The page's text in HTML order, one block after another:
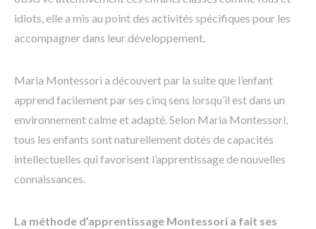
idiots, elle a mis au point des activités spécifiques pour les
accompagner dans leur développement.
Maria Montessori a découvert par la suite que l’enfant
apprend facilement par ses cinq sens lorsqu’il est dans un
environnement calme et adapté. Selon Maria Montessori,
tous les enfants sont naturellement dotés de capacités
intellectuelles qui favorisent l’apprentissage de nouvelles
connaissances.
La méthode d’apprentissage Montessori a fait ses